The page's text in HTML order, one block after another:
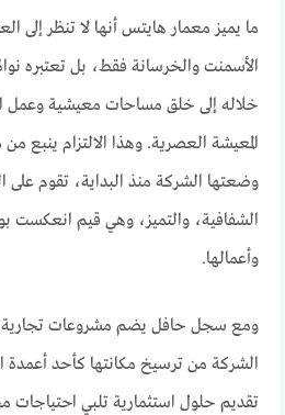
ما يميز معمار هايتس أنها لا تنظر إلى
الأسمنت والخرسانة فقط، بل تعتبره
خلاله إلى خلق مساحات معيشية وعمل
المعيشة العصرية. وهذا الالتزام ينبع
وضعتها الشركة منذ البداية، تقوم على
الشفافية، والتميز، وهي قيم انعكست
وأعمالها.
ومع سجل حافل يضم مشروعات
الشركة من ترسيخ مكانتها كأحد أعمدة
تقديم حلول استثمارية تلبي احتياجات